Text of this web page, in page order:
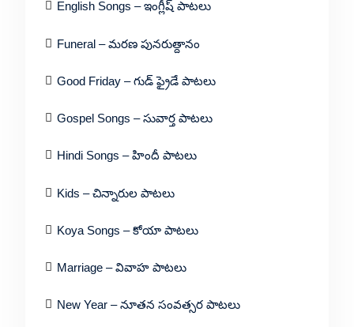
English Songs – ఇంగ్లీష్ పాటలు
Funeral – మరణ పునరుత్దానం
Good Friday – గుడ్ ఫ్రైడే పాటలు
Gospel Songs – సువార్త పాటలు
Hindi Songs – హిందీ పాటలు
Kids – చిన్నారుల పాటలు
Koya Songs – కోయా పాటలు
Marriage – వివాహ పాటలు
New Year – నూతన సంవత్సర పాటలు